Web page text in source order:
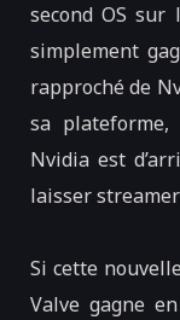
second OS
simplement
rapproché de
sa
Nvidia est
laisser
Si cette
Valve gagne